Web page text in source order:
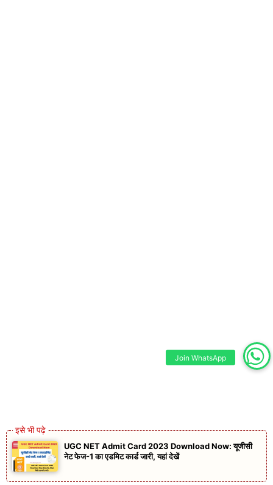
UGC NET Admit Card 2023 Download Now: यूजीसी
नेट फेज-1 का एडमिट कार्ड जारी, यहां देखें
Join WhatsApp